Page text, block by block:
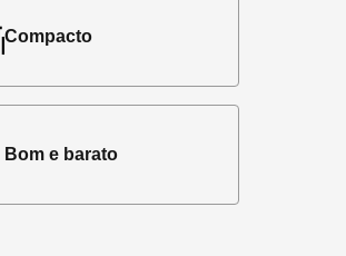
Compacto
Bom e barato